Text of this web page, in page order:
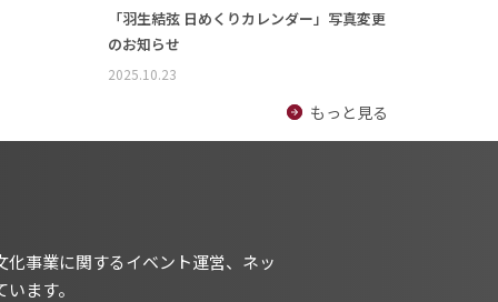
「羽生結弦 日めくりカレンダー」写真変更
のお知らせ
2025.10.23
もっと見る
事業に関するイベント運営、ネッ
ます。